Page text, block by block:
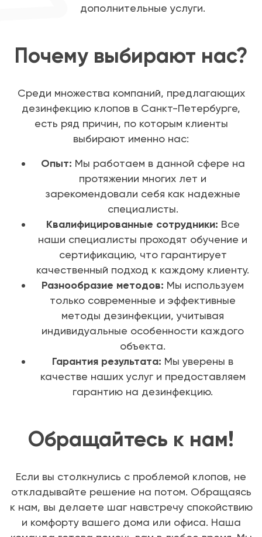
дополнительные услуги.
Почему выбирают нас?
Среди множества компаний, предлагающих
дезинфекцию клопов в Санкт-Петербурге,
есть ряд причин, по которым клиенты
выбирают именно нас:
Опыт: Мы работаем в данной сфере на
протяжении многих лет и
зарекомендовали себя как надежные
специалисты.
Квалифицированные сотрудники: Все
наши специалисты проходят обучение и
сертификацию, что гарантирует
качественный подход к каждому клиенту.
Разнообразие методов: Мы используем
только современные и эффективные
методы дезинфекции, учитывая
индивидуальные особенности каждого
объекта.
Гарантия результата: Мы уверены в
качестве наших услуг и предоставляем
гарантию на дезинфекцию.
Обращайтесь к нам!
Если вы столкнулись с проблемой клопов, не
откладывайте решение на потом. Обращаясь
к нам, вы делаете шаг навстречу спокойствию
и комфорту вашего дома или офиса. Наша